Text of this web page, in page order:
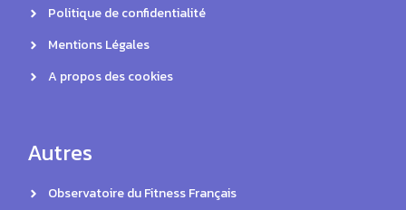
Politique de confidentialité
Mentions Légales
A propos des cookies
Autres
Observatoire du Fitness Français